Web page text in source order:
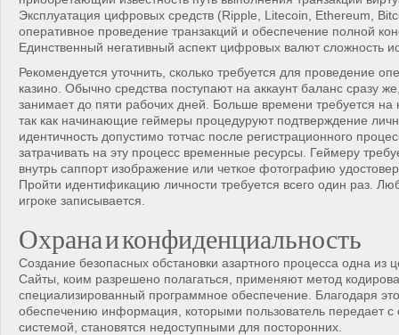
Эксплуатация цифровых средств (Ripple, Litecoin, Ethereum,
оперативное проведение транзакций и обеспечение полной
Единственный негативный аспект цифровых валют сложность
Рекомендуется уточнить, сколько требуется для проведение
казино. Обычно средства поступают на аккаунт баланс сразу
занимает до пяти рабочих дней. Больше времени требуется на
так как начинающие геймеры процедуруют подтверждение
идентичность допустимо тотчас после регистрационного
затрачивать на эту процесс временные ресурсы. Геймеру
внутрь саппорт изображение или четкое фотографию
Пройти идентификацию личности требуется всего один раз.
игроке записывается.
Охрана и конфиденциальность
Создание безопасных обстановки азартного процесса одна из
Сайты, коим разрешено полагаться, применяют метод
специализированный программное обеспечение. Благодаря
обеспечению информация, которыми пользователь передает с
системой, становятся недоступными для посторонних.